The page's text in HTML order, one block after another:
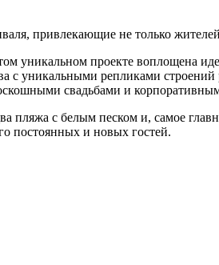
привлекающие не только
уникальном проекте воплощена
с уникальными репликами
свадьбами и
пляжа с белым песком и, самое
постоянных и новых гостей.